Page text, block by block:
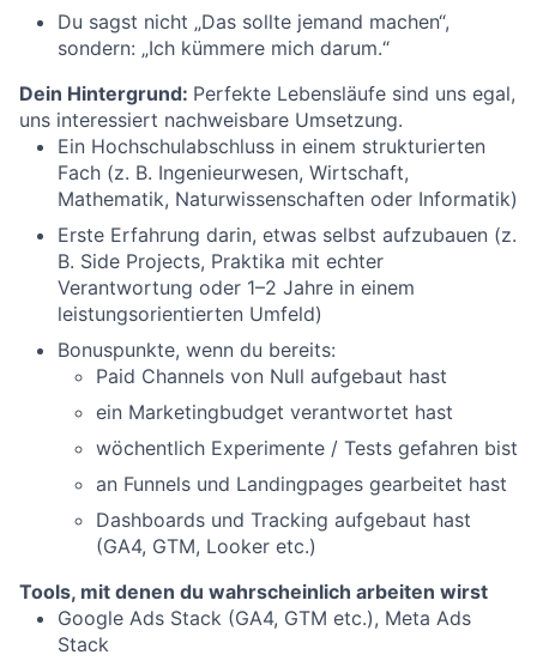
Du sagst nicht „Das sollte jemand machen“,
sondern: „Ich kümmere mich darum.“
Dein Hintergrund: Perfekte Lebensläufe sind uns egal,
uns interessiert nachweisbare Umsetzung.
Ein Hochschulabschluss in einem strukturierten
Fach (z. B. Ingenieurwesen, Wirtschaft,
Mathematik, Naturwissenschaften oder Informatik)
Erste Erfahrung darin, etwas selbst aufzubauen (z.
B. Side Projects, Praktika mit echter
Verantwortung oder 1–2 Jahre in einem
leistungsorientierten Umfeld)
Bonuspunkte, wenn du bereits:
Paid Channels von Null aufgebaut hast
ein Marketingbudget verantwortet hast
wöchentlich Experimente / Tests gefahren bist
an Funnels und Landingpages gearbeitet hast
Dashboards und Tracking aufgebaut hast
(GA4, GTM, Looker etc.)
Tools, mit denen du wahrscheinlich arbeiten wirst
Google Ads Stack (GA4, GTM etc.), Meta Ads
Stack